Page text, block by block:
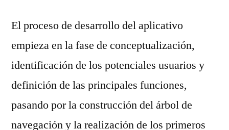
El proceso de desarrollo del aplicativo
empieza en la fase de conceptualización,
identificación de los potenciales usuarios y
definición de las principales funciones,
pasando por la construcción del árbol de
navegación y la realización de los primeros